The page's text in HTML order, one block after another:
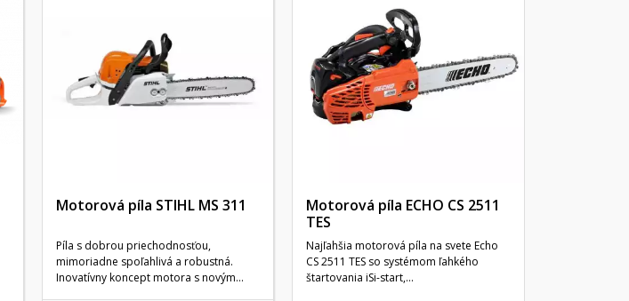
Motorová píla STIHL MS 311
Píla s dobrou priechodnosťou,
mimoriadne spoľahlivá a robustná.
Inovatívny koncept motora s novým...
Motorová píla ECHO CS 2511
TES
Najľahšia motorová píla na svete Echo
CS 2511 TES so systémom ľahkého
štartovania iSi-start,...